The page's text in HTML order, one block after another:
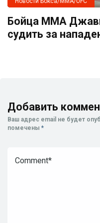
Бойца ММА
судить за
Добавить
Ваш адрес email не будет
помечены *